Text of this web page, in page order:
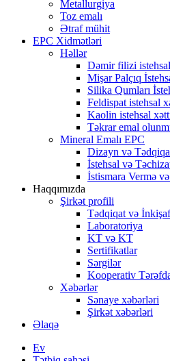
Metallurgiya
Toz emalı
Ətraf mühit
EPC Xidmətləri
Həllər
Dəmir filizi
Mişar Palçıq
Silika Qumları
Feldispat istehsal
Kaolin istehsal
Təkrar emal
Mineral Emalı EPC
Dizayn və
İstehsal və
İstismara Vermə
Haqqımızda
Şirkət profili
Tədqiqat və
Laboratoriya
KT və KT
Sertifikatlar
Sərgilər
Kooperativ
Xəbərlər
Sənaye xəbərləri
Şirkət xəbərləri
Əlaqə
Ev